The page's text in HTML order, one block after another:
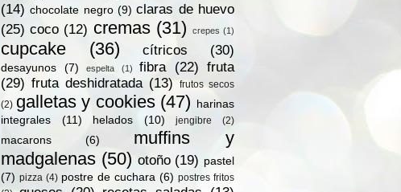
(14) chocolate negro (9) claras de huevo
(25) coco (12) cremas (31) crepes (1)
cupcake (36) cítricos (30)
desayunos (7) espelta (1) fibra (22) fruta
(29) fruta deshidratada (13)
frutos secos
(2) galletas y cookies (47)
harinas
integrales
(11) helados (10) jengibre (2)
macarons (6)
muffins y
madgalenas (50) otoño (19) pastel
(7) pizza (4) postre de cuchara (6) postres fritos